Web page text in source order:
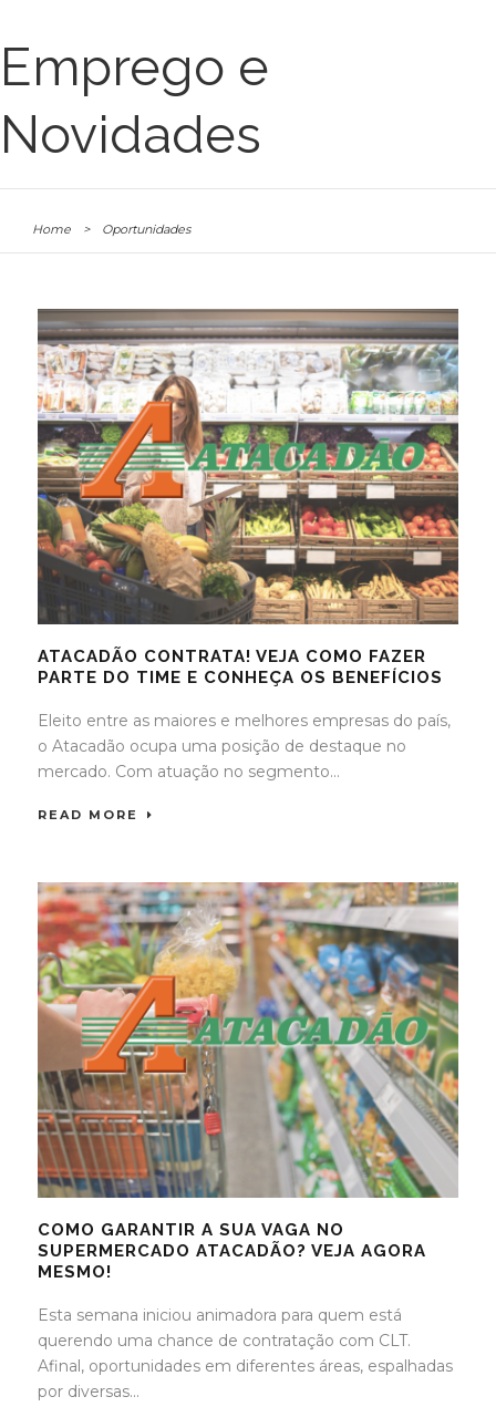
Emprego e
Novidades
Home > Oportunidades
ATACADÃO CONTRATA! VEJA COMO FAZER
PARTE DO TIME E CONHEÇA OS BENEFÍCIOS
Eleito entre as maiores e melhores empresas do país,
o Atacadão ocupa uma posição de destaque no
mercado. Com atuação no segmento...
READ MORE
COMO GARANTIR A SUA VAGA NO
SUPERMERCADO ATACADÃO? VEJA AGORA
MESMO!
Esta semana iniciou animadora para quem está
querendo uma chance de contratação com CLT.
Afinal, oportunidades em diferentes áreas, espalhadas
por diversas...